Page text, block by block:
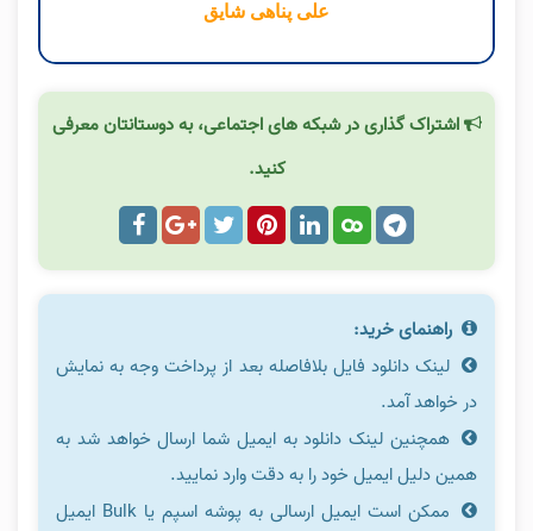
علی پناهی شایق
اشتراک گذاری در شبکه های اجتماعی، به دوستانتان معرفی
کنید.
راهنمای خرید:
لینک دانلود فایل بلافاصله بعد از پرداخت وجه به نمایش
در خواهد آمد.
همچنین لینک دانلود به ایمیل شما ارسال خواهد شد به
همین دلیل ایمیل خود را به دقت وارد نمایید.
ممکن است ایمیل ارسالی به پوشه اسپم یا Bulk ایمیل